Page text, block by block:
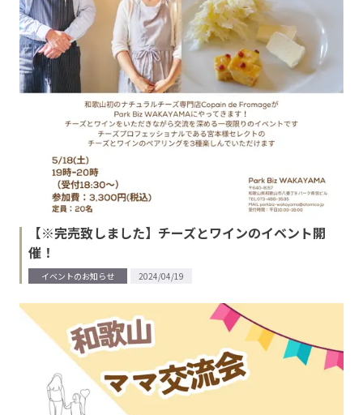
【※完売致しました】チーズとワインのイベント開
催！
イベントのお知らせ 2024/04/19